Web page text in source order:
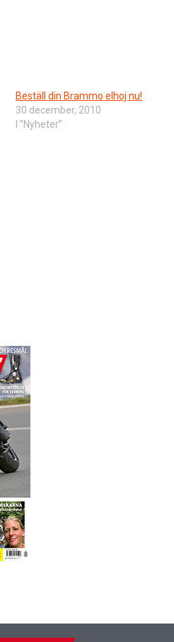
Beställ din Brammo elhoj nu!
30 december, 2010
I ”Nyheter”